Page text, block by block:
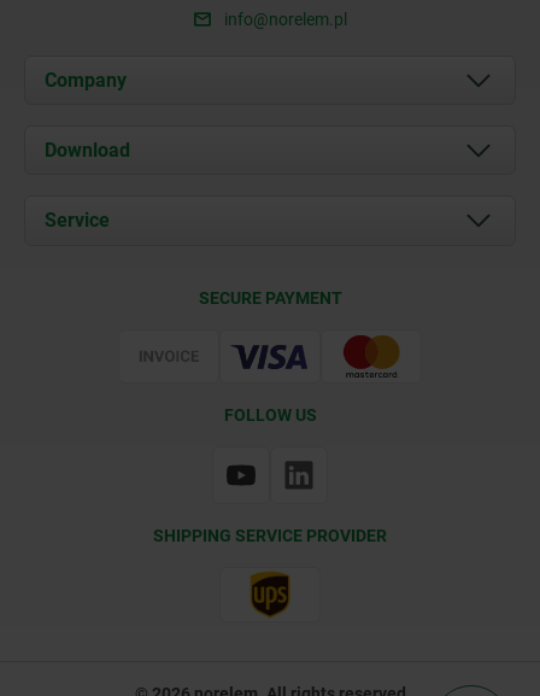
info@norelem.pl
Company
About us
Contact
Download
Documents
Service
SECURE PAYMENT
FOLLOW US
SHIPPING SERVICE PROVIDER